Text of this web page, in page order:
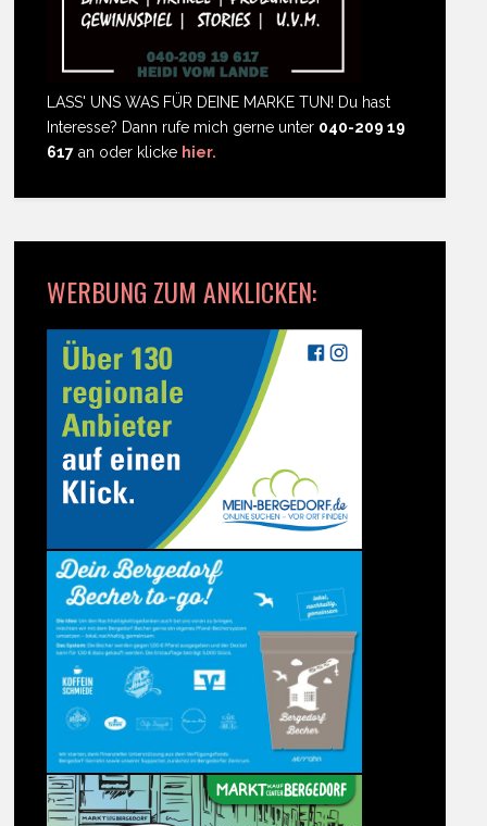
LASS' UNS WAS FÜR DEINE MARKE TUN! Du hast
Interesse? Dann rufe mich gerne unter 040-209 19
617 an oder klicke hier.
WERBUNG ZUM ANKLICKEN: